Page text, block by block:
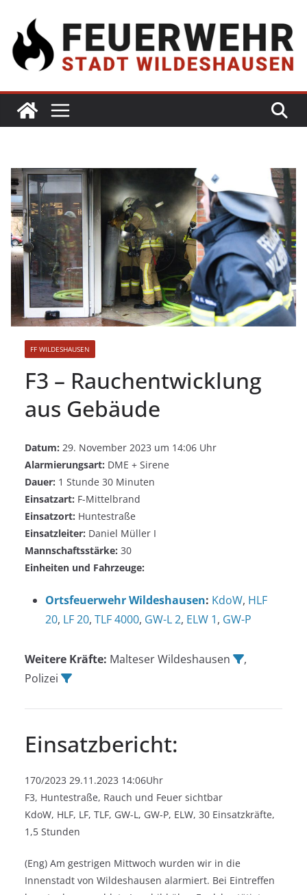
FF WILDESHAUSEN
F3 – Rauchentwicklung
aus Gebäude
Datum: 29. November 2023 um 14:06 Uhr
Alarmierungsart: DME + Sirene
Dauer: 1 Stunde 30 Minuten
Einsatzart: F-Mittelbrand
Einsatzort: Huntestraße
Einsatzleiter: Daniel Müller I
Mannschaftsstärke: 30
Einheiten und Fahrzeuge:
Ortsfeuerwehr Wildeshausen: KdoW, HLF
20, LF 20, TLF 4000, GW-L 2, ELW 1, GW-P
Weitere Kräfte: Malteser Wildeshausen
,
Polizei
Einsatzbericht:
170/2023 29.11.2023 14:06Uhr
F3, Huntestraße, Rauch und Feuer sichtbar
KdoW, HLF, LF, TLF, GW-L, GW-P, ELW, 30 Einsatzkräfte,
1,5 Stunden
(Eng) Am gestrigen Mittwoch wurden wir in die
Innenstadt von Wildeshausen alarmiert. Bei Eintreffen